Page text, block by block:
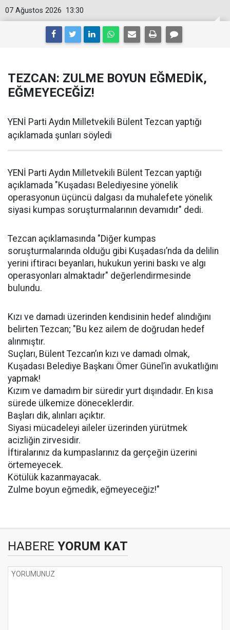
13:30
07 Ağustos 2026
TEZCAN: ZULME BOYUN EĞMEDİK,
EĞMEYECEĞİZ!
YENİ Parti Aydın Milletvekili Bülent Tezcan yaptığı
açıklamada şunları söyledi
YENİ Parti Aydın Milletvekili Bülent Tezcan yaptığı
açıklamada "Kuşadası Belediyesine yönelik
operasyonun üçüncü dalgası da muhalefete yönelik
siyasi kumpas soruşturmalarının devamıdır" dedi.
Tezcan açıklamasında "Diğer kumpas
soruşturmalarında olduğu gibi Kuşadası’nda da delilin
yerini iftiracı beyanları, hukukun yerini baskı ve algı
operasyonları almaktadır" değerlendirmesinde
bulundu.
Kızı ve damadı üzerinden kendisinin hedef alındığını
belirten Tezcan; "Bu kez ailem de doğrudan hedef
alınmıştır.
Suçları, Bülent Tezcan’ın kızı ve damadı olmak,
Kuşadası Belediye Başkanı Ömer Günel’in avukatlığını
yapmak!
Kızım ve damadım bir süredir yurt dışındadır. En kısa
sürede ülkemize döneceklerdir.
Başları dik, alınları açıktır.
Siyasi mücadeleyi aileler üzerinden yürütmek
acizliğin zirvesidir.
İftiralarınız da kumpaslarınız da gerçeğin üzerini
örtemeyecek.
Kötülük kazanmayacak.
Zulme boyun eğmedik, eğmeyeceğiz!"
HABERE YORUM KAT